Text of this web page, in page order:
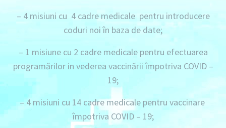
– 4 misiuni cu 4 cadre medicale pentru introducere
coduri noi în baza de date;
– 1 misiunecu 2 cadre medicale pentru efectuarea
programărilor in vederea vaccinării împotriva COVID –
19;
– 4 misiuni cu 14 cadre medicale pentru vaccinare
împotriva COVID – 19;